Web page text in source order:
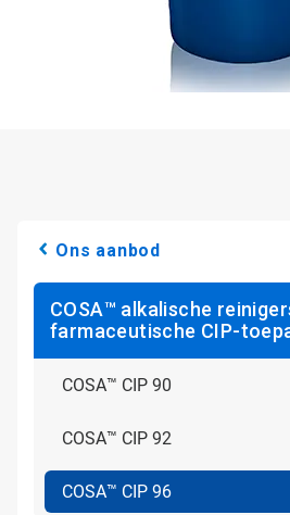
Ons aanbod
COSA™ alkalische
farmaceutische CIP-
COSA™ CIP 90
COSA™ CIP 92
COSA™ CIP 96